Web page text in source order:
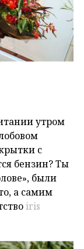
утром
с
бензин? Ты
были
а самим
iris